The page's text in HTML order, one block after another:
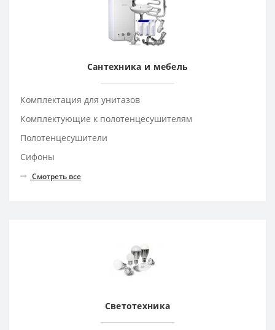
Сантехника и мебель
Комплектация для унитазов
Комплектующие к полотенцесушителям
Полотенцесушители
Сифоны
Смотреть все
Светотехника